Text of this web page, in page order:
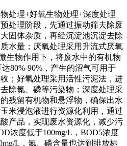
处理+好氧生物处理+深度处理
处理阶段，先通过振动筛去除废
固体杂质，再经沉淀池沉淀去除
水量；厌氧处理采用升流式厌氧
生物作用下，将废水中的有机物
80%-90%，产生的沼气可用于
；好氧处理采用活性污泥法，进
除氮、磷等污染物；深度处理采
残留有机物和悬浮物，确保出水
米浸泡液进行资源化利用，通过
产品，实现废水资源化，减少污
浓度低于100mg/L，BOD5浓度
L，氮、磷含量也达到排放标